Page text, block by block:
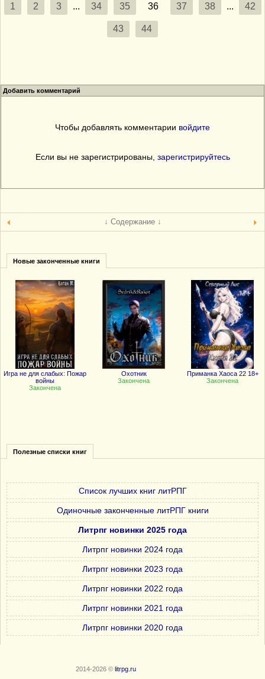
1 2 3 ... 34 35 36 37 38 ... 42
43 44
Добавить комментарий
Чтобы добавлять комментарии войдите
Если вы не зарегистрированы, зарегистрируйтесь
↓ Содержание ↓
Новые законченные книги
Игра не для слабых: Пожар
войны
Закончена
Охотник
Закончена
Приманка Хаоса 22 18+
Закончена
Полезные списки книг
Список лучших книг литРПГ
Одиночные законченные литРПГ книги
Литрпг новинки 2025 года
Литрпг новинки 2024 года
Литрпг новинки 2023 года
Литрпг новинки 2022 года
Литрпг новинки 2021 года
Литрпг новинки 2020 года
2014-2026 © litrpg.ru